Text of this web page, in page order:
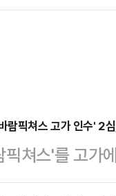
람픽쳐스 고가 인수' 2
쳐스'를 고가
선고받은 김